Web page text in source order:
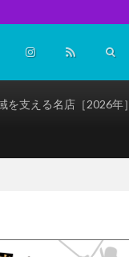
支える名店［2026年］